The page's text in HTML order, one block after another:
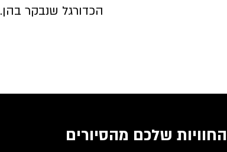
הכדורגל שנבקר בהן.
החוויות שלכם מהסיורים